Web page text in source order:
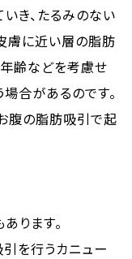
き、たるみのない
膚に近い層の脂肪
年齢などを考慮せ
合があるのです。
腹の脂肪吸引で起
ります。
を行うカニュー